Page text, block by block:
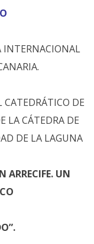
INTERNACIONAL
CATEDRÁTICO DE
LA CÁTEDRA DE
DE LA LAGUNA
ARRECIFE. UN